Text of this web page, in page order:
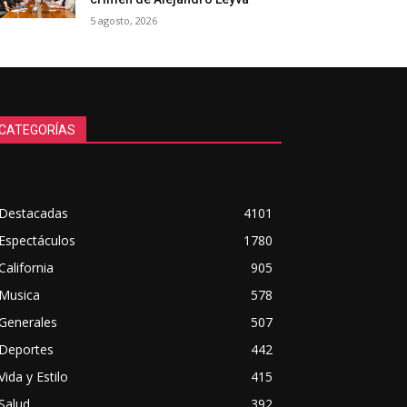
5 agosto, 2026
Destacadas
4101
Espectáculos
1780
905
Musica
578
507
Deportes
442
y Estilo
415